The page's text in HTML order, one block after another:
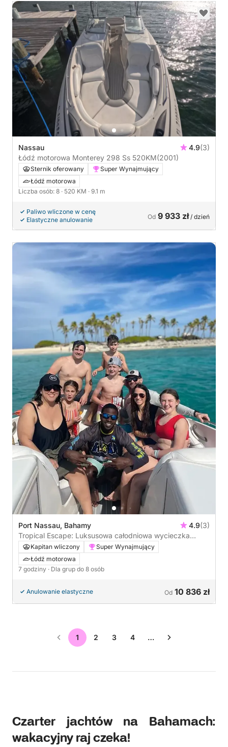
Nassau 4.9(3)
Łódź motorowa Monterey 298 Ss 520KM(2001)
Sternik oferowany
Super Wynajmujący
Łódź motorowa
Liczba osób: 8 · 520 KM · 9.1 m
Paliwo wliczone w cenę
Elastyczne anulowanie
Od 9 933 zł/ dzień
Port Nassau, Bahamy 4.9(3)
Tropical Escape: Luksusowa całodniowa wycieczka
łodzią po raju
Kapitan wliczony
Super Wynajmujący
Łódź motorowa
7 godziny · Dla grup do 8 osób
Anulowanie elastyczne Od 10 836 zł
1 2 3 4 …
Czarter jachtów na Bahamach:
wakacyjny raj czeka!